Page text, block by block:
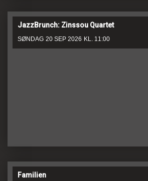
JazzBrunch: Zinssou Quartet
SØNDAG 20 SEP 2026 KL. 11:00
Familien